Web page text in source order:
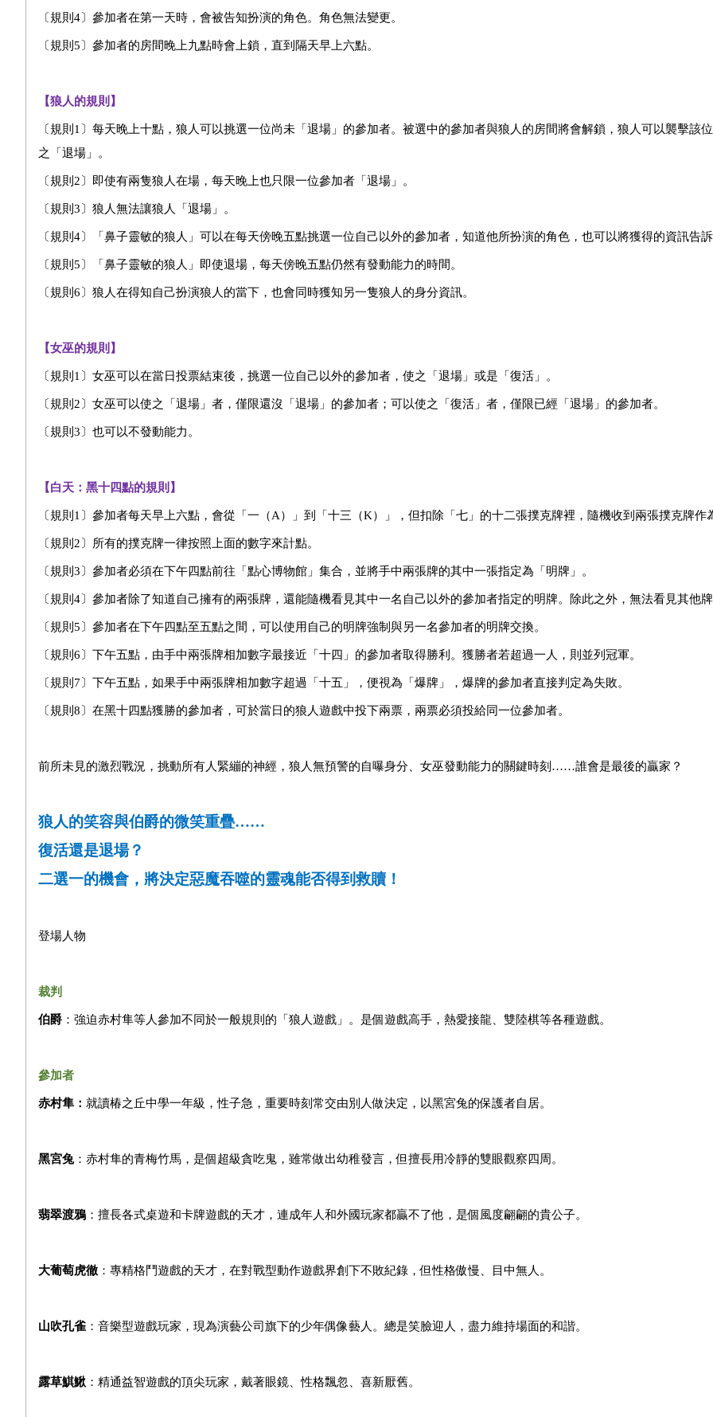
〔規則4〕參加者在第一天時，會被告知扮演的角色。角色無法變更。
〔規則5〕參加者的房間晚上九點時會上鎖，直到隔天早上六點。
【狼人的規則】
〔規則1〕每天晚上十點，狼人可以挑選一位尚未「退場」的參加者。被選中的參加者與狼人的房間將會解鎖，狼人可以襲擊該
之「退場」。
〔規則2〕即使有兩隻狼人在場，每天晚上也只限一位參加者「退場」。
〔規則3〕狼人無法讓狼人「退場」。
〔規則4〕「鼻子靈敏的狼人」可以在每天傍晚五點挑選一位自己以外的參加者，知道他所扮演的角色，也可以將獲得的資訊告訴
〔規則5〕「鼻子靈敏的狼人」即使退場，每天傍晚五點仍然有發動能力的時間。
〔規則6〕狼人在得知自己扮演狼人的當下，也會同時獲知另一隻狼人的身分資訊。
【女巫的規則】
〔規則1〕女巫可以在當日投票結束後，挑選一位自己以外的參加者，使之「退場」或是「復活」。
〔規則2〕女巫可以使之「退場」者，僅限還沒「退場」的參加者；可以使之「復活」者，僅限已經「退場」的參加者。
〔規則3〕也可以不發動能力。
【白天：黑十四點的規則】
〔規則1〕參加者每天早上六點，會從「一（A）」到「十三（K）」，但扣除「七」的十二張撲克牌裡，隨機收到兩張撲克牌作
〔規則2〕所有的撲克牌一律按照上面的數字來計點。
〔規則3〕參加者必須在下午四點前往「點心博物館」集合，並將手中兩張牌的其中一張指定為「明牌」。
〔規則4〕參加者除了知道自己擁有的兩張牌，還能隨機看見其中一名自己以外的參加者指定的明牌。除此之外，無法看見其他牌
〔規則5〕參加者在下午四點至五點之間，可以使用自己的明牌強制與另一名參加者的明牌交換。
〔規則6〕下午五點，由手中兩張牌相加數字最接近「十四」的參加者取得勝利。獲勝者若超過一人，則並列冠軍。
〔規則7〕下午五點，如果手中兩張牌相加數字超過「十五」，便視為「爆牌」，爆牌的參加者直接判定為失敗。
〔規則8〕在黑十四點獲勝的參加者，可於當日的狼人遊戲中投下兩票，兩票必須投給同一位參加者。
前所未見的激烈戰況，挑動所有人緊繃的神經，狼人無預警的自曝身分、女巫發動能力的關鍵時刻……誰會是最後的贏家？
狼人的笑容與伯爵的微笑重疊……
復活還是退場？
二選一的機會，將決定惡魔吞噬的靈魂能否得到救贖！
登場人物
裁判
伯爵 ：強迫赤村隼等人參加不同於一般規則的「狼人遊戲」。是個遊戲高手，熱愛接龍、雙陸棋等各種遊戲。
參加者
赤村隼： 就讀椿之丘中學一年級，性子急，重要時刻常交由別人做決定，以黑宮兔的保護者自居。
黑宮兔：赤村隼的青梅竹馬，是個超級貪吃鬼，雖常做出幼稚發言，但擅長用冷靜的雙眼觀察四周。
翡翠渡鴉 ：擅長各式桌遊和卡牌遊戲的天才，連成年人和外國玩家都贏不了他，是個風度翩翩的貴公子。
大葡萄虎徹 ：專精格鬥遊戲的天才，在對戰型動作遊戲界創下不敗紀錄，但性格傲慢、目中無人。
山吹孔雀 ：音樂型遊戲玩家，現為演藝公司旗下的少年偶像藝人。總是笑臉迎人，盡力維持場面的和諧。
露草鯕鰍 ：精通益智遊戲的頂尖玩家，戴著眼鏡、性格飄忽、喜新厭舊。